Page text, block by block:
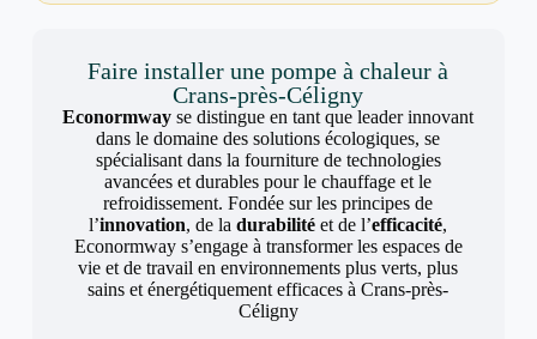
Faire installer une pompe à chaleur à
Crans-près-Céligny
Econormway se distingue en tant que leader innovant
dans le domaine des solutions écologiques, se
spécialisant dans la fourniture de technologies
avancées et durables pour le chauffage et le
refroidissement. Fondée sur les principes de
l’innovation, de ladurabilité et de l’efficacité,
Econormway s’engage à transformer les espaces de
vie et de travail en environnements plus verts, plus
sains et énergétiquement efficaces à Crans-près-
Céligny